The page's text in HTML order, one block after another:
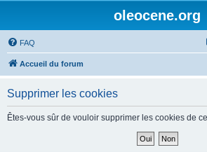
oleocene.org
FAQ
Accueil du forum
Supprimer les cookies
Êtes-vous sûr de vouloir supprimer les cookies de